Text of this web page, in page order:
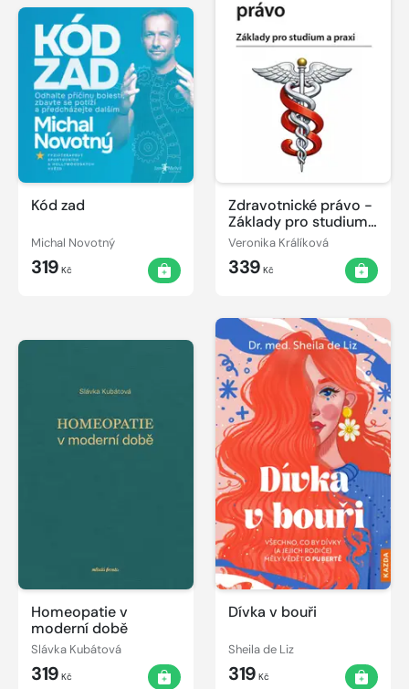
Kód zad
Michal Novotný
319 Kč
Zdravotnické právo -
Základy pro studium
a praxi
Veronika Králíková
339 Kč
Homeopatie v
moderní době
Slávka Kubátová
319 Kč
Dívka v bouři
Sheila de Liz
319 Kč